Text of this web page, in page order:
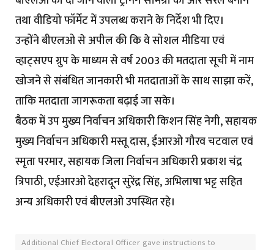
तथा वीडियो फॉर्मेट में उपलब्ध कराने के निर्देश भी दिए।
उन्होंने बीएलओ से अपील की कि वे सोशल मीडिया एवं
व्हाट्सएप ग्रुप के माध्यम से वर्ष 2003 की मतदाता सूची में नाम
खोजने से संबंधित जानकारी भी मतदाताओं के साथ साझा करें,
ताकि मतदाता जागरूकता बढ़ाई जा सके।
बैठक में उप मुख्य निर्वाचन अधिकारी किशन सिंह नेगी, सहायक
मुख्य निर्वाचन अधिकारी मस्तू दास, ईआरओ गौरव चटवाल एवं
स्मृता परमार, सहायक जिला निर्वाचन अधिकारी प्रकाश चंद्र
त्रिपाठी, एईआरओ देहरादून सुरेंद्र सिंह, अभिलाषा भट्ट सहित
अन्य अधिकारी एवं बीएलओ उपस्थित रहे।
Additional Chief Electoral Officer gave instructions to